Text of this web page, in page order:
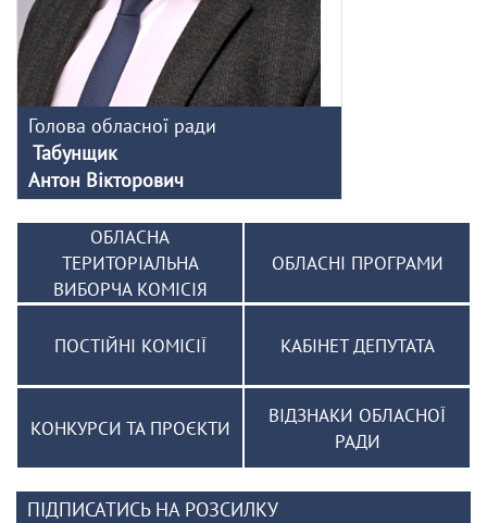
Голова обласної ради
Табунщик
Антон Вікторович
ОБЛАСНА
ТЕРИТОРІАЛЬНА
ВИБОРЧА КОМІСІЯ
ОБЛАСНІ ПРОГРАМИ
ПОСТІЙНІ КОМІСІЇ КАБІНЕТ ДЕПУТАТА
КОНКУРСИ ТА ПРОЄКТИ
ВІДЗНАКИ ОБЛАСНОЇ
РАДИ
ПІДПИСАТИСЬ НА РОЗСИЛКУ